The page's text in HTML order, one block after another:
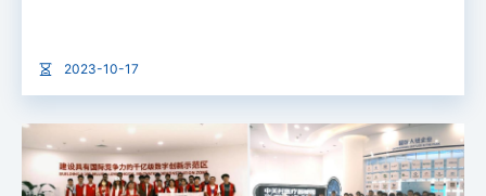
2023-10-17